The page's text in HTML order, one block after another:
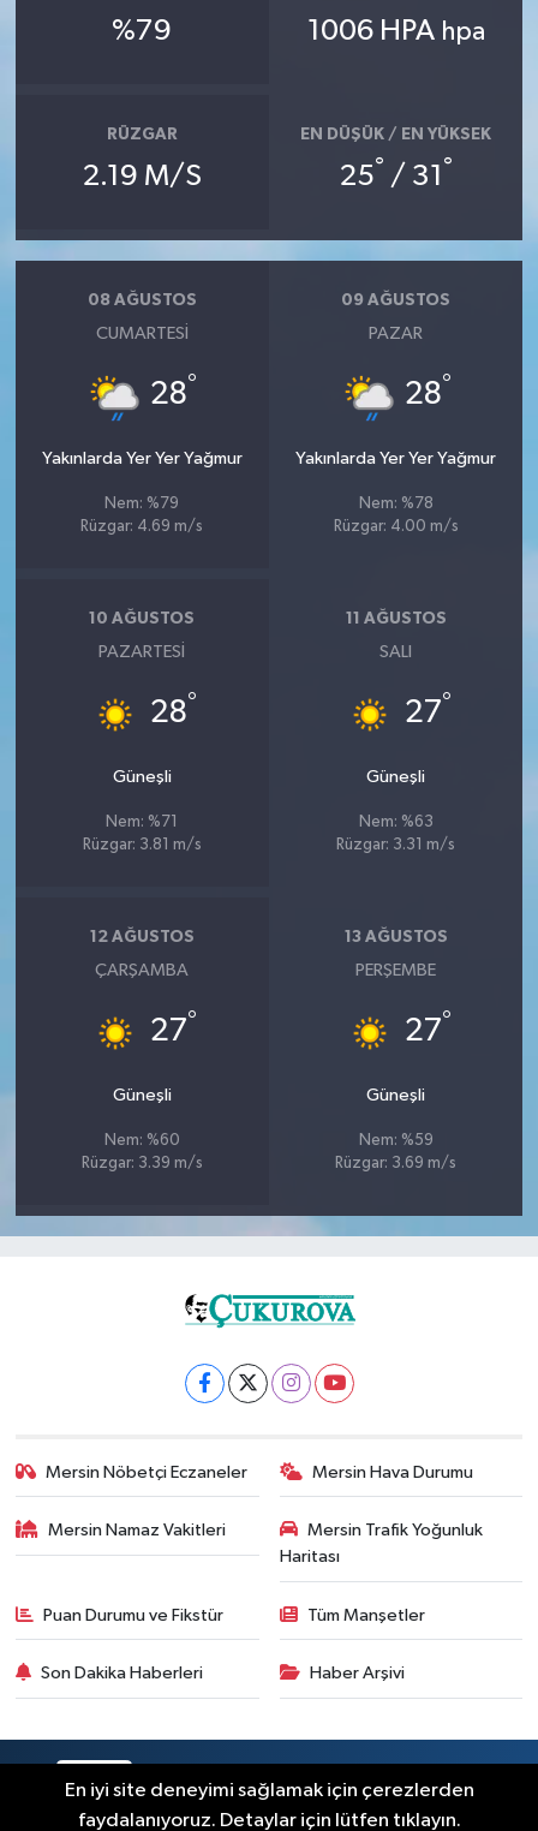
%79 1006 HPA hpa
RÜZGAR
2.19 M/S
EN DÜŞÜK / EN YÜKSEK
25° / 31 °
08 AĞUSTOS
CUMARTESI
28°
Yakınlarda Yer Yer Yağmur
Nem: %79
Rüzgar: 4.69 m/s
09 AĞUSTOS
PAZAR
28°
Yakınlarda Yer Yer Yağmur
Nem: %78
Rüzgar: 4.00 m/s
10 AĞUSTOS
PAZARTESI
28°
Güneşli
Nem: %71
Rüzgar: 3.81 m/s
11 AĞUSTOS
SALI
27°
Güneşli
Nem: %63
Rüzgar: 3.31 m/s
12 AĞUSTOS
ÇARŞAMBA
27°
Güneşli
Nem: %60
Rüzgar: 3.39 m/s
13 AĞUSTOS
PERŞEMBE
27°
Güneşli
Nem: %59
Rüzgar: 3.69 m/s
Mersin Nöbetçi Eczaneler Mersin Hava Durumu
Mersin Namaz Vakitleri
Mersin Trafik Yoğunluk
Haritası
Puan Durumu ve Fikstür Tüm Manşetler
Son Dakika Haberleri Haber Arşivi
En iyi site deneyimi sağlamak için çerezlerden
faydalanıyoruz. Detaylar için lütfen tıklayın.